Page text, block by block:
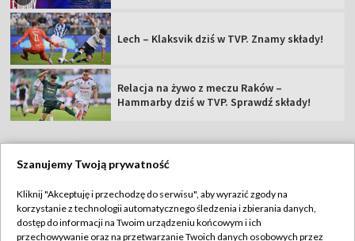
Lech – Klaksvik dziś w TVP. Znamy składy!
Relacja na żywo z meczu Raków –
Hammarby dziś w TVP. Sprawdź składy!
Abonament TVP
Sklep TVP
Regulamin TVP
Polityka prywatności
Szanujemy Twoją prywatność
Kliknij "Akceptuję i przechodzę do serwisu", aby wyrazić zgody na
korzystanie z technologii automatycznego śledzenia i zbierania danych,
dostęp do informacji na Twoim urządzeniu końcowym i ich
przechowywanie oraz na przetwarzanie Twoich danych osobowych przez